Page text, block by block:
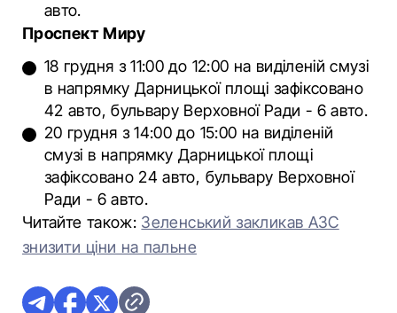
авто.
Проспект Миру
18 грудня з 11:00 до 12:00 на виділеній смузі
в напрямку Дарницької площі зафіксовано
42 авто, бульвару Верховної Ради - 6 авто.
20 грудня з 14:00 до 15:00 на виділеній
смузі в напрямку Дарницької площі
зафіксовано 24 авто, бульвару Верховної
Ради - 6 авто.
Читайте також: Зеленський закликав АЗС
знизити ціни на пальне